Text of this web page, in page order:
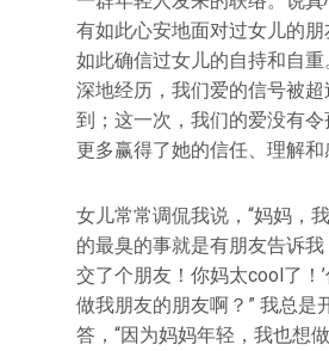
有如此心安地面对过女儿的
如此确信过女儿的自持和自
深地经历，我们爱的信号被
到；这一次，我们的爱没有
更多赢得了她的信任、理解和
女儿常常调侃我说，“妈妈，
的最臭的事就是有朋友告诉我
交了个朋友！你妈太cool了！
做我朋友的朋友啊？” 我总是
答，“因为妈妈年轻，我也想